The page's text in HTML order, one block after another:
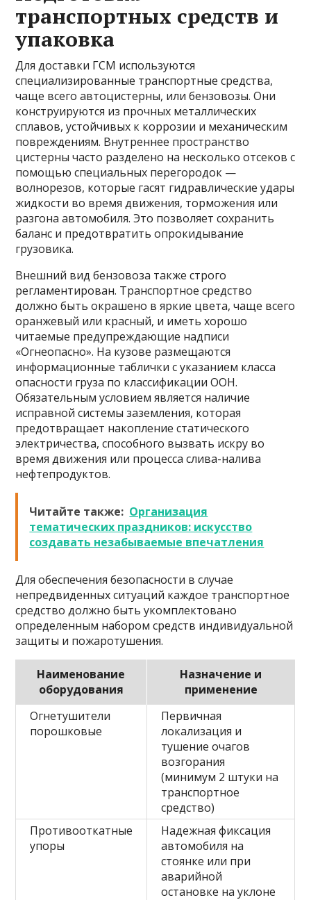
транспортных средств и
упаковка
Для доставки ГСМ используются
специализированные транспортные средства,
чаще всего автоцистерны, или бензовозы. Они
конструируются из прочных металлических
сплавов, устойчивых к коррозии и механическим
повреждениям. Внутреннее пространство
цистерны часто разделено на несколько отсеков с
помощью специальных перегородок —
волнорезов, которые гасят гидравлические удары
жидкости во время движения, торможения или
разгона автомобиля. Это позволяет сохранить
баланс и предотвратить опрокидывание
грузовика.
Внешний вид бензовоза также строго
регламентирован. Транспортное средство
должно быть окрашено в яркие цвета, чаще всего
оранжевый или красный, и иметь хорошо
читаемые предупреждающие надписи
«Огнеопасно». На кузове размещаются
информационные таблички с указанием класса
опасности груза по классификации ООН.
Обязательным условием является наличие
исправной системы заземления, которая
предотвращает накопление статического
электричества, способного вызвать искру во
время движения или процесса слива-налива
нефтепродуктов.
Читайте также: Организация
тематических праздников: искусство
создавать незабываемые впечатления
Для обеспечения безопасности в случае
непредвиденных ситуаций каждое транспортное
средство должно быть укомплектовано
определенным набором средств индивидуальной
защиты и пожаротушения.
Наименование
оборудования
Назначение и
применение
Огнетушители
порошковые
Первичная
локализация и
тушение очагов
возгорания
(минимум 2 штуки на
транспортное
средство)
Противооткатные
упоры
Надежная фиксация
автомобиля на
стоянке или при
аварийной
остановке на уклоне